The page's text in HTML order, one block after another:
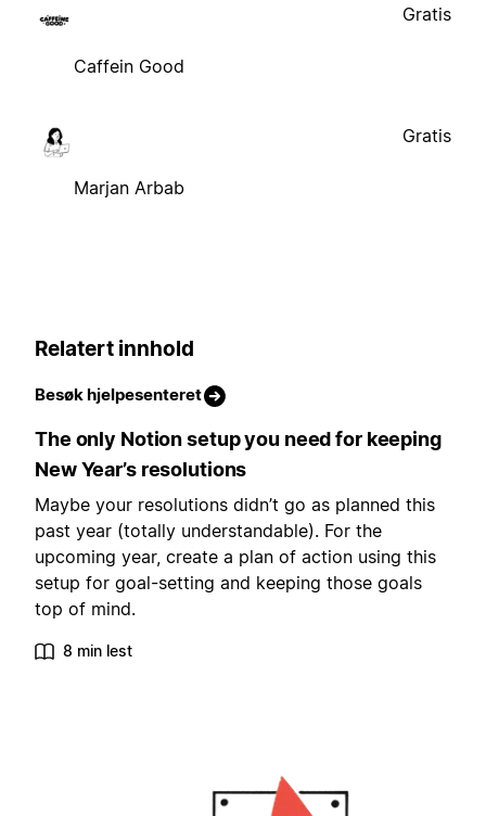
Caffein Good
Gratis
Marjan Arbab
Gratis
Relatert innhold
Besøk hjelpesenteret
The only Notion setup you need for keeping
New Year’s resolutions
Maybe your resolutions didn’t go as planned this
past year (totally understandable). For the
upcoming year, create a plan of action using this
setup for goal-setting and keeping those goals
top of mind.
8 min lest